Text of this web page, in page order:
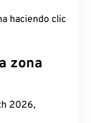
haciendo clic
zona
2026,